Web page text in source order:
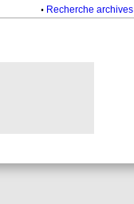
. Recherche archives